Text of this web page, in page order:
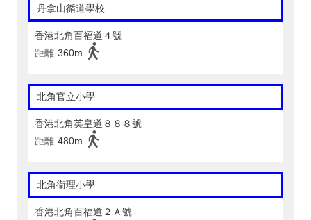
丹拿山循道學校
香港北角百福道４號
距離 360m
北角官立小學
香港北角英皇道８８８號
距離 480m
北角衞理小學
香港北角百福道２Ａ號